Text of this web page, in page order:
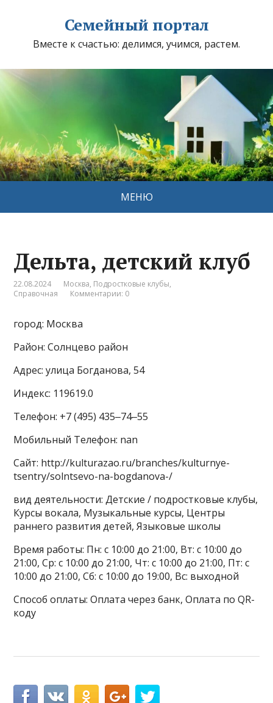
Семейный портал
Вместе к счастью: делимся, учимся, растем.
МЕНЮ
Дельта, детский клуб
22.08.2024 Москва, Подростковые клубы,
Справочная
Комментарии: 0
город: Москва
Район: Солнцево район
Адрес: улица Богданова, 54
Индекс: 119619.0
Телефон: +7 (495) 435‒74‒55
Мобильный Телефон: nan
Сайт: http://kulturazao.ru/branches/kulturnye-
tsentry/solntsevo-na-bogdanova-/
вид деятельности: Детские / подростковые клубы,
Курсы вокала, Музыкальные курсы, Центры
раннего развития детей, Языковые школы
Время работы: Пн: с 10:00 до 21:00, Вт: с 10:00 до
21:00, Ср: с 10:00 до 21:00, Чт: с 10:00 до 21:00, Пт: с
10:00 до 21:00, Сб: с 10:00 до 19:00, Вс: выходной
Способ оплаты: Оплата через банк, Оплата по QR-
коду